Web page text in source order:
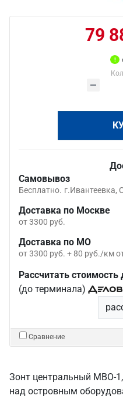
79
Самовывоз
Бесплатно. г.Ивантеевка,
Доставка по Москве
от 3300 руб.
Доставка по МО
от 3300 руб. + 80 руб./км
Рассчитать стоимость
(до терминала)
Сравнение
Зонт центральный МВО-
над островным